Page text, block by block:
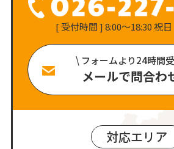
[ 受付時間 ] 8:00〜18:30 祝
\ フォームより24時間
メールで問合わ
対応エリア